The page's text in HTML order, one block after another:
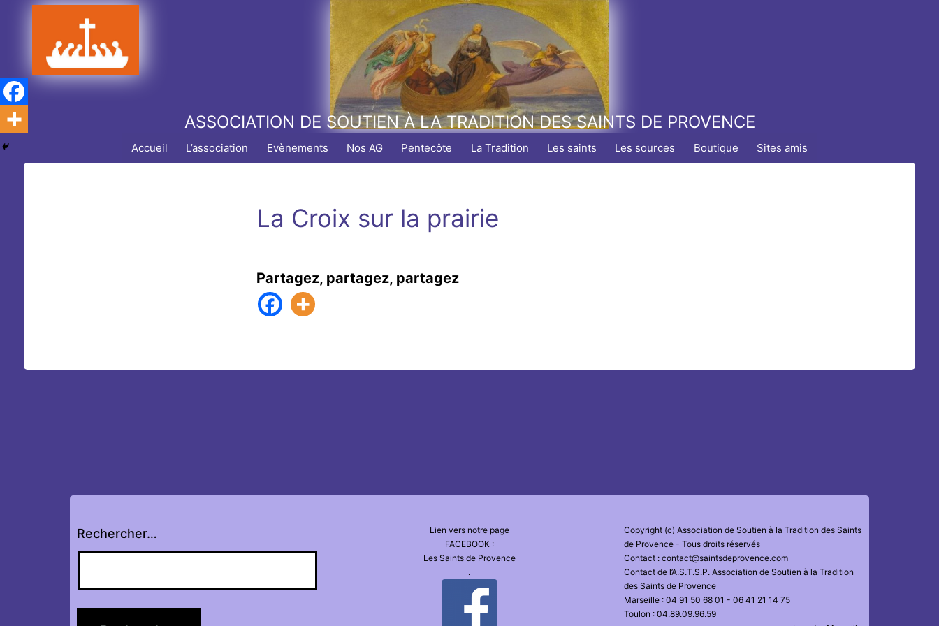
contenu
ASSOCIATION DE SOUTIEN À LA TRADITION DES SAINTS DE PROVENCE
Accueil L’association Evènements Nos AG Pentecôte La Tradition Les saints Les sources Boutique Sites amis
La Croix sur la prairie
Partagez, partagez, partagez
Rechercher…
Lien vers notre page
FACEBOOK :
Les Saints de Provence
.
Copyright (c) Association de Soutien à la Tradition des Saints
de Provence - Tous droits réservés
Contact : contact@saintsdeprovence.com
Contact de l’A.S.T.S.P. Association de Soutien à la Tradition
des Saints de Provence
Marseille : 04 91 50 68 01 - 06 41 21 14 75
Toulon : 04.89.09.96.59